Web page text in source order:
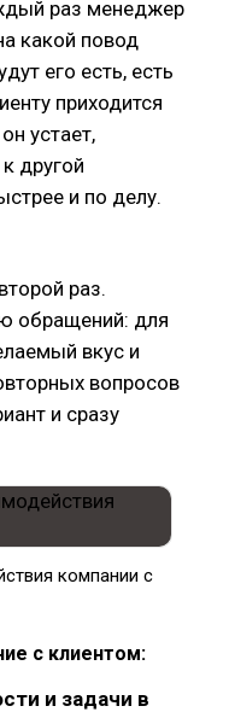
раз менеджер
какой повод
его есть, есть
приходится
устает,
другой
и по делу.
раз.
обращений: для
вкус и
вопросов
и сразу
компании с
с клиентом:
и задачи в